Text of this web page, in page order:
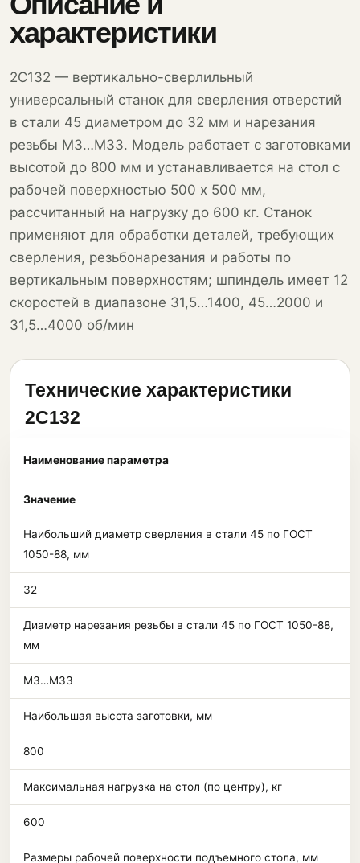
характеристики
2С132 — вертикально-сверлильный
универсальный станок для сверления отверстий
в стали 45 диаметром до 32 мм и нарезания
резьбы М3…М33. Модель работает с заготовками
высотой до 800 мм и устанавливается на стол с
рабочей поверхностью 500 х 500 мм,
рассчитанный на нагрузку до 600 кг. Станок
применяют для обработки деталей, требующих
сверления, резьбонарезания и работы по
вертикальным поверхностям; шпиндель имеет 12
скоростей в диапазоне 31,5…1400, 45…2000 и
31,5…4000 об/мин
Технические характеристики
2С132
Наименование параметра
Значение
Наибольший диаметр сверления в стали 45 по ГОСТ
1050-88, мм
32
Диаметр нарезания резьбы в стали 45 по ГОСТ 1050-88,
мм
М3…М33
Наибольшая высота заготовки, мм
800
Максимальная нагрузка на стол (по центру), кг
600
Размеры рабочей поверхности подъемного стола, мм